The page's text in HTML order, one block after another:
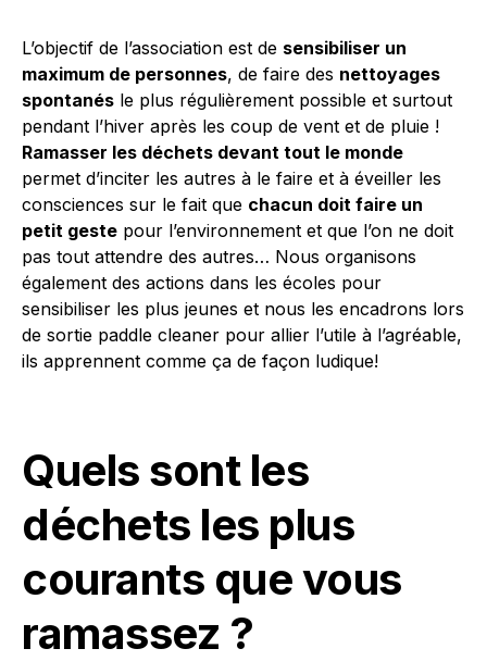
L’objectif de l’association est de sensibiliser un
maximum de personnes, de faire des nettoyages
spontanés le plus régulièrement possible et surtout
pendant l’hiver après les coup de vent et de pluie !
Ramasser les déchets devant tout le monde
permet d’inciter les autres à le faire et à éveiller les
consciences sur le fait que chacun doit faire un
petit geste pour l’environnement et que l’on ne doit
pas tout attendre des autres… Nous organisons
également des actions dans les écoles pour
sensibiliser les plus jeunes et nous les encadrons lors
de sortie paddle cleaner pour allier l’utile à l’agréable,
ils apprennent comme ça de façon ludique!
Quels sont les
déchets les plus
courants que vous
ramassez ?